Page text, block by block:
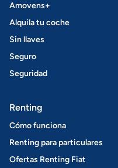
Amovens+
Alquila tu coche
Sin llaves
Seguro
Seguridad
Renting
Cómo funciona
Renting para particulares
Ofertas Renting Fiat